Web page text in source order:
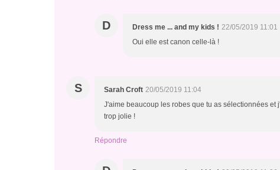
D Dress me ... and my kids ! 22/05/2019 11:01
Oui elle est canon celle-là !
S Sarah Croft 20/05/2019 11:04
J'aime beaucoup les robes que tu as sélectionnées
trop jolie !
Répondre